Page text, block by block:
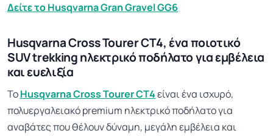
Δείτε το Husqvarna Gran Gravel GG6
Husqvarna Cross Tourer CT4, ένα ποιοτικό
SUV trekking ηλεκτρικό ποδήλατο για εμβέλεια
και ευελιξία
ΤοHusqvarna Cross Tourer CT4είναι ένα ισχυρό,
πολυεργαλειακό premium ηλεκτρικό ποδήλατο για
αναβάτες που θέλουν δύναμη, μεγάλη εμβέλεια και